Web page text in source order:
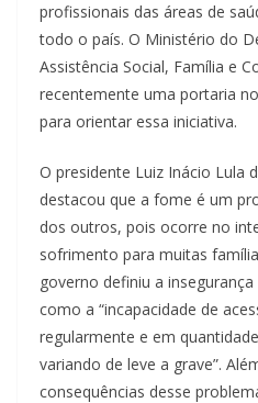
profissionais das áreas de
todo o país. O Ministério do
Assistência Social, Família e
recentemente uma portaria
para orientar essa iniciativa.
O presidente Luiz Inácio Lula
destacou que a fome é um
dos outros, pois ocorre no
sofrimento para muitas
governo definiu a
como a “incapacidade de
regularmente e em
variando de leve a grave”.
consequências desse